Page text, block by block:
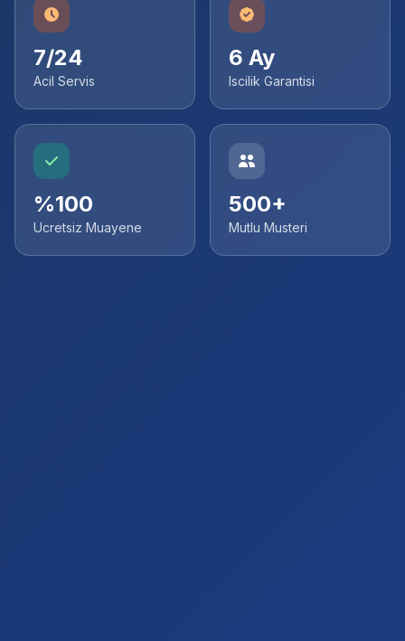
7/24
Acil Servis
6 Ay
Iscilik Garantisi
%100
Ucretsiz Muayene
500+
Mutlu Musteri